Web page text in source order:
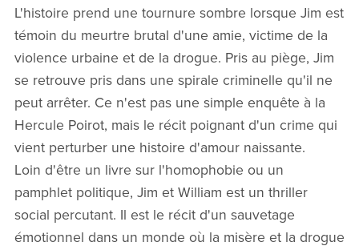
L'histoire prend une tournure sombre lorsque Jim est
témoin du meurtre brutal d'une amie, victime de la
violence urbaine et de la drogue. Pris au piège, Jim
se retrouve pris dans une spirale criminelle qu'il ne
peut arrêter. Ce n'est pas une simple enquête à la
Hercule Poirot, mais le récit poignant d'un crime qui
vient perturber une histoire d'amour naissante.
Loin d'être un livre sur l'homophobie ou un
pamphlet politique, Jim et William est un thriller
social percutant. Il est le récit d'un sauvetage
émotionnel dans un monde où la misère et la drogue